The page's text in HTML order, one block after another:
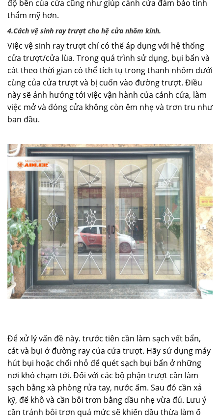
độ bền của cửa cũng như giúp cánh cửa đảm bảo tính
thẩm mỹ hơn.
4.Cách vệ sinh ray trượt cho hệ cửa nhôm kính.
Việc vệ sinh ray trượt chỉ có thể áp dụng với hệ thống
cửa trượt/cửa lùa. Trong quá trình sử dụng, bụi bẩn và
cát theo thời gian có thể tích tụ trong thanh nhôm dưới
cùng của cửa trượt và bị cuốn vào đường trượt. Điều
này sẽ ảnh hưởng tới việc vận hành của cánh cửa, làm
việc mở và đóng cửa không còn êm nhẹ và trơn tru như
ban đầu.
Để xử lý vấn đề này. trước tiên cần làm sạch vết bẩn,
cát và bụi ở đường ray của cửa trượt. Hãy sử dụng máy
hút bụi hoặc chổi nhỏ để quét sạch bụi bẩn ở những
nơi khó chạm tới. Đối với các bộ phận trượt cần làm
sạch bằng xà phòng rửa tay, nước ấm. Sau đó cần xả
kỹ, để khô và cần bôi trơn bằng dầu nhẹ vừa đủ. Lưu ý
cần tránh bôi trơn quá mức sẽ khiến dầu thừa làm ố